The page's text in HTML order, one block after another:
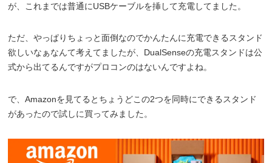
が、これまでは普通にUSBケーブルを挿して充電してました。
ただ、やっぱりちょっと面倒なのでかんたんに充電できるスタンド
欲しいなぁなんて考えてましたが、DualSenseの充電スタンドは公
式から出てるんですがプロコンのはないんですよね。
で、Amazonを見てるとちょうどこの2つを同時にできるスタンド
があったので試しに買ってみました。